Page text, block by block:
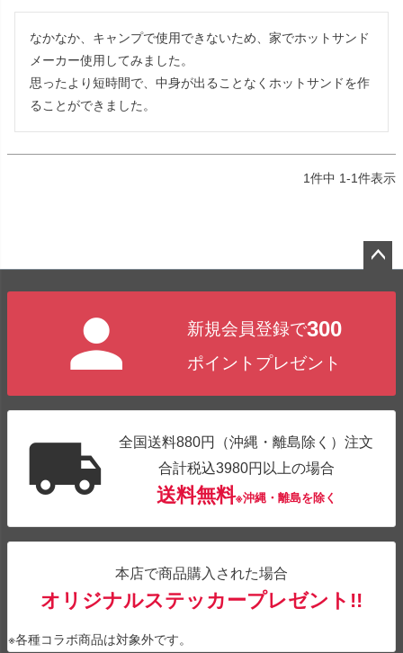
なかなか、キャンプで使用できないため、家でホットサンド
メーカー使用してみました。
思ったより短時間で、中身が出ることなくホットサンドを作
ることができました。
1件中 1-1件表示
新規会員登録で300
ポイントプレゼント
全国送料880円（沖縄・離島除く）注文
合計税込3980円以上の場合
送料無料※沖縄・離島を除く
本店で商品購入された場合
オリジナルステッカープレゼント!!
※各種コラボ商品は対象外です。